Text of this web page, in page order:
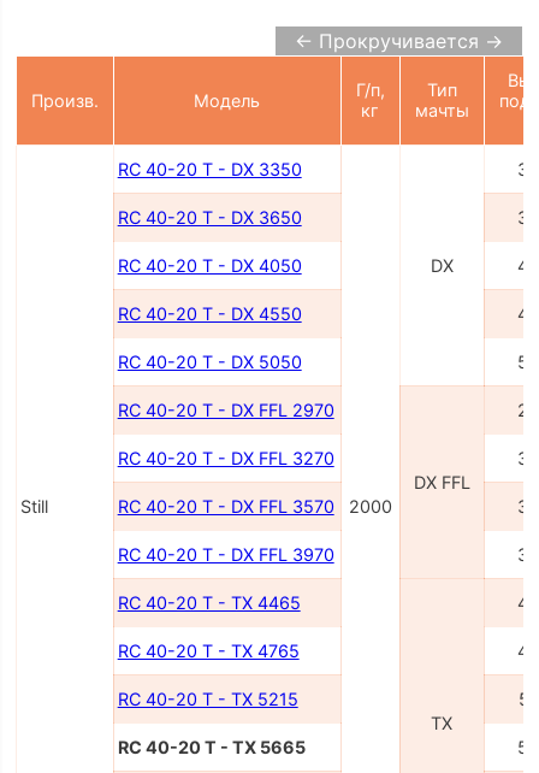
← Прокручивается →
Произв. Модель
Г/п,
кг
Тип
мачты
Still
RC 40-20 T - DX 3350
2000
DX
RC 40-20 T - DX 3650
RC 40-20 T - DX 4050
RC 40-20 T - DX 4550
RC 40-20 T - DX 5050
RC 40-20 T - DX FFL 2970
DX FFL
RC 40-20 T - DX FFL 3270
RC 40-20 T - DX FFL 3570
RC 40-20 T - DX FFL 3970
RC 40-20 T - TX 4465
TX
RC 40-20 T - TX 4765
RC 40-20 T - TX 5215
RC 40-20 T - TX 5665